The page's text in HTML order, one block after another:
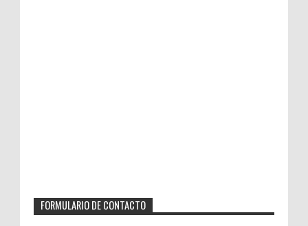
FORMULARIO DE CONTACTO